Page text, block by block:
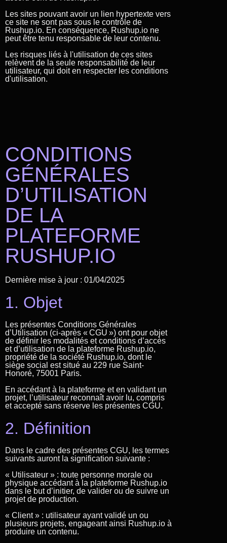
Les sites pouvant avoir un lien hypertexte vers
ce site ne sont pas sous le contrôle de
Rushup.io. En conséquence, Rushup.io ne
peut être tenu responsable de leur contenu.
Les risques liés à l'utilisation de ces sites
relèvent de la seule responsabilité de leur
utilisateur, qui doit en respecter les conditions
d'utilisation.
CONDITIONS
GÉNÉRALES
D’UTILISATION
DE LA
PLATEFORME
RUSHUP.IO
Dernière mise à jour : 01/04/2025
1. Objet
Les présentes Conditions Générales
d’Utilisation (ci-après « CGU ») ont pour objet
de définir les modalités et conditions d’accès
et d’utilisation de la plateforme Rushup.io,
propriété de la société Rushup.io, dont le
siège social est situé au 229 rue Saint-
Honoré, 75001 Paris.
En accédant à la plateforme et en validant un
projet, l’utilisateur reconnaît avoir lu, compris
et accepté sans réserve les présentes CGU.
2. Définition
Dans le cadre des présentes CGU, les termes
suivants auront la signification suivante :
« Utilisateur » : toute personne morale ou
physique accédant à la plateforme Rushup.io
dans le but d’initier, de valider ou de suivre un
projet de production.
« Client » : utilisateur ayant validé un ou
plusieurs projets, engageant ainsi Rushup.io à
produire un contenu.